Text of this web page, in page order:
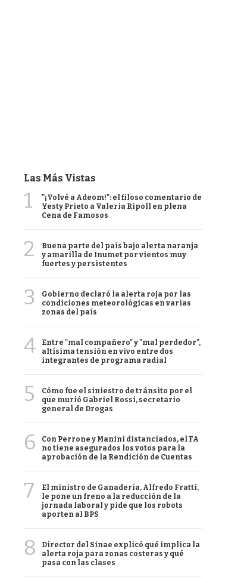
Las Más Vistas
1
"¡Volvé a Adeom!": el filoso comentario de
Yesty Prieto a Valeria Ripoll en plena
Cena de Famosos
2
Buena parte del país bajo alerta naranja
y amarilla de Inumet por vientos muy
fuertes y persistentes
3
Gobierno declaró la alerta roja por las
condiciones meteorológicas en varias
zonas del país
4
Entre "mal compañero" y "mal perdedor",
altísima tensión en vivo entre dos
integrantes de programa radial
5
Cómo fue el siniestro de tránsito por el
que murió Gabriel Rossi, secretario
general de Drogas
6
Con Perrone y Manini distanciados, el FA
no tiene asegurados los votos para la
aprobación de la Rendición de Cuentas
7
El ministro de Ganadería, Alfredo Fratti,
le pone un freno a la reducción de la
jornada laboral y pide que los robots
aporten al BPS
8
Director del Sinae explicó qué implica la
alerta roja para zonas costeras y qué
pasa con las clases